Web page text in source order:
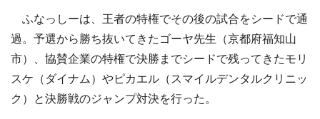
ふなっしーは、王者の特権でその後の試合をシードで通
過。予選から勝ち抜いてきたゴーヤ先生（京都府福知山
市）、協賛企業の特権で決勝までシードで残ってきたモリ
スケ（ダイナム）やピカエル（スマイルデンタルクリニッ
ク）と決勝戦のジャンプ対決を行った。